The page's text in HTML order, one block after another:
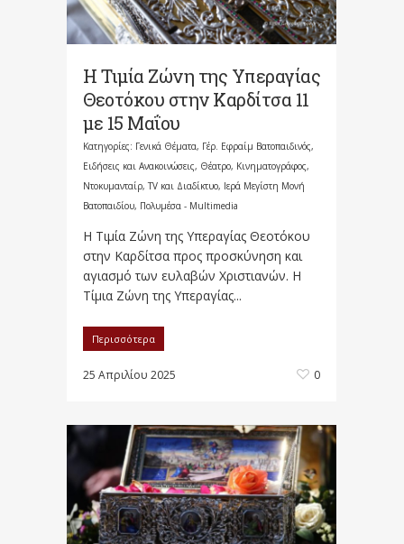
Η Τιμία Ζώνη της Υπεραγίας
Θεοτόκου στην Καρδίτσα 11
με 15 Μαΐου
Κατηγορίες: Γενικά Θέματα, Γέρ. Εφραίμ Βατοπαιδινός,
Ειδήσεις και Ανακοινώσεις, Θέατρο, Κινηματογράφος,
Ντοκυμανταίρ, TV και Διαδίκτυο, Ιερά Μεγίστη Μονή
Βατοπαιδίου, Πολυμέσα - Multimedia
Η Τιμία Ζώνη της Υπεραγίας Θεοτόκου
στην Καρδίτσα προς προσκύνηση και
αγιασμό των ευλαβών Χριστιανών. Η
Τίμια Ζώνη της Υπεραγίας...
Περισσότερα
25 Απριλίου 2025 0